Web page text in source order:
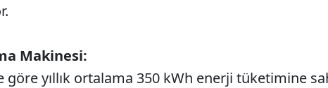
Makinesi:
göre yıllık ortalama 350 kWh enerji tüketimine